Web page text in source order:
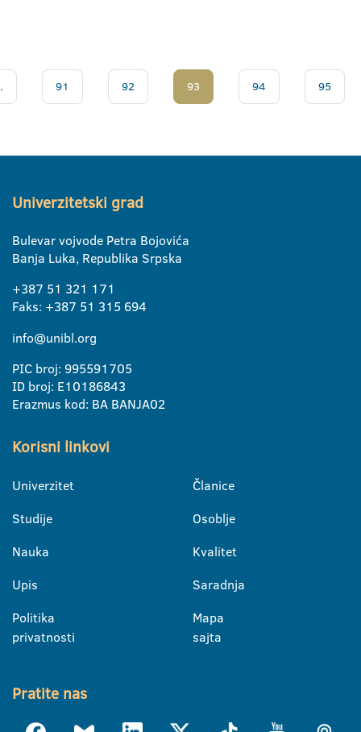
91 92 93 94 95
Univerzitetski grad
Bulevar vojvode Petra Bojovića
Banja Luka, Republika Srpska
+387 51 321 171
Faks: +387 51 315 694
info@unibl.org
PIC broj: 995591705
ID broj: E10186843
Erazmus kod: BA BANJA02
Korisni linkovi
Univerzitet
Studije
Nauka
Upis
Politika
privatnosti
Članice
Osoblje
Kvalitet
Saradnja
Mapa
sajta
Pratite nas